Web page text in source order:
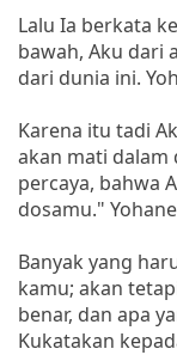
Lalu Ia berkata
bawah, Aku dari
dari dunia ini.
Karena itu tadi
akan mati dalam
percaya, bahwa
dosamu."
Banyak yang
kamu; akan
benar, dan apa
Kukatakan